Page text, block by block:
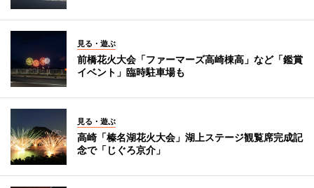
見る・遊ぶ
前橋花火大会「ファーマーズ高崎棟高」など「鑑賞
イベント」臨時駐車場も
見る・遊ぶ
高崎「榛名湖花火大会」湖上ステージ観覧席完成記
念で「じぐろ京介」